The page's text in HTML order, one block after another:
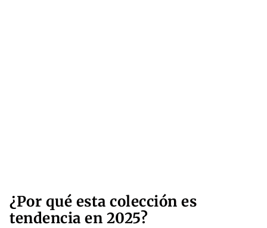
¿Por qué esta colección es
tendencia en 2025?